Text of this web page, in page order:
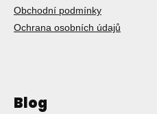
Obchodní podmínky
Ochrana osobních údajů
Blog